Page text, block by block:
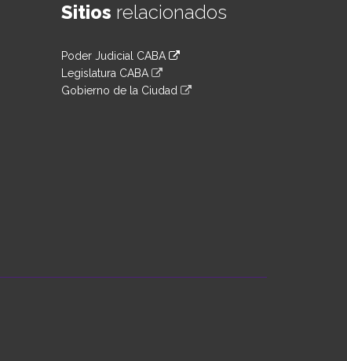
Sitios relacionados
Poder Judicial CABA
Legislatura CABA
Gobierno de la Ciudad